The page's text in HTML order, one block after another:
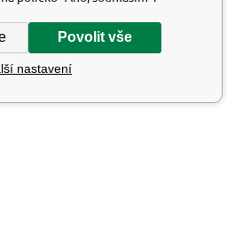
Povolit vše
nastavení